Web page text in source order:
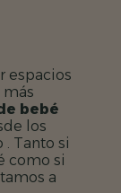
espacios
más
bebé
los
Tanto si
como si
a